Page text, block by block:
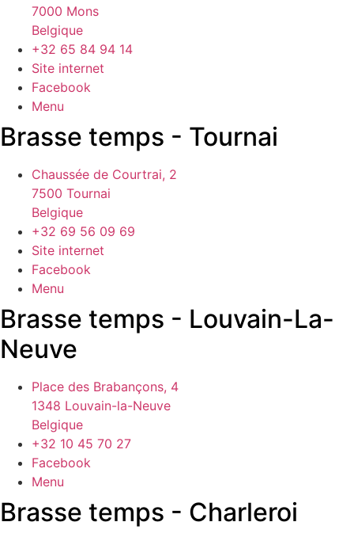
7000 Mons
Belgique
+32 65 84 94 14
Site internet
Facebook
Menu
Brasse temps - Tournai
Chaussée de Courtrai, 2
7500 Tournai
Belgique
+32 69 56 09 69
Site internet
Facebook
Menu
Brasse temps - Louvain-La-
Neuve
Place des Brabançons, 4
1348 Louvain-la-Neuve
Belgique
+32 10 45 70 27
Facebook
Menu
Brasse temps - Charleroi